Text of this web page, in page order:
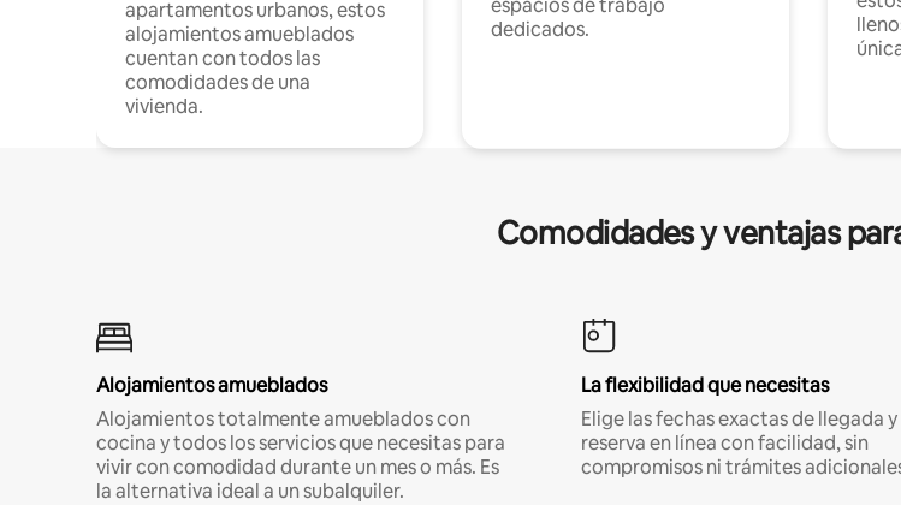
apartamentos urbanos, estos
alojamientos amueblados
cuentan con todos las
comodidades de una
vivienda.
espacios de trabajo
dedicados.
Comodidades y ventajas
Alojamientos amueblados
Alojamientos totalmente amueblados con
cocina y todos los servicios que necesitas para
vivir con comodidad durante un mes o más. Es
la alternativa ideal a un subalquiler.
La flexibilidad que necesitas
Elige las fechas exactas de llegada
reserva en línea con facilidad, sin
compromisos ni trámites